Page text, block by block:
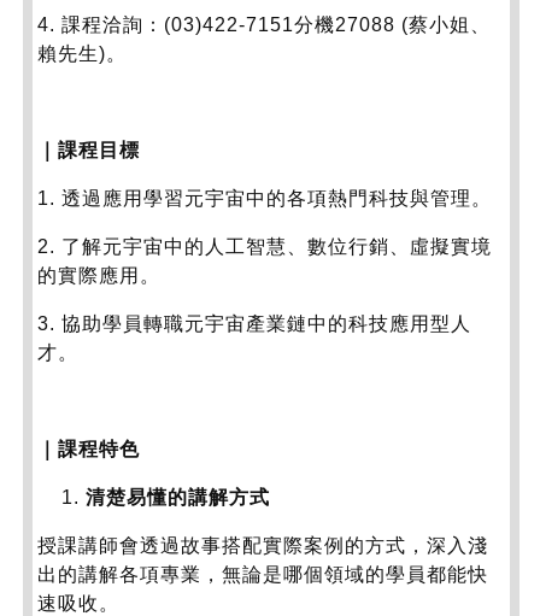
4. 課程洽詢：(03)422-7151分機27088 (蔡小姐、
賴先生)。
｜課程目標
1. 透過應用學習元宇宙中的各項熱門科技與管理。
2. 了解元宇宙中的人工智慧、數位行銷、虛擬實境
的實際應用。
3. 協助學員轉職元宇宙產業鏈中的科技應用型人
才。
｜課程特色
清楚易懂的講解方式
授課講師會透過故事搭配實際案例的方式，深入淺
出的講解各項專業，無論是哪個領域的學員都能快
速吸收。